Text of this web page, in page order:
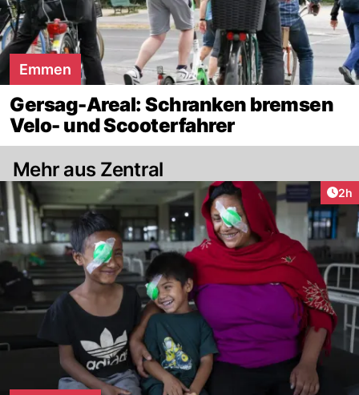
Emmen
Gersag-Areal: Schranken bremsen
Velo- und Scooterfahrer
Mehr aus Zentral
2h